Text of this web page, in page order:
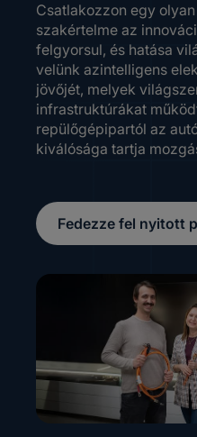
Csatlakozzon egy
szakértelme az
felgyorsul, és hatása
velünk azintelligens
jövőjét, melyek
infrastruktúrákat
repülőgépipartól az
kiválósága tartja
Fedezze fel nyitott